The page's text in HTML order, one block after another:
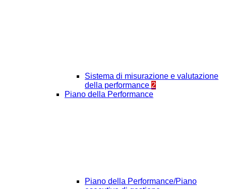
Sistema di misurazione e valutazione
della performance 2
Piano della Performance
Piano della Performance/Piano